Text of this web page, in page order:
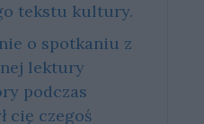
tekstu kultury.
o spotkaniu z
lektury
podczas
cię czegoś